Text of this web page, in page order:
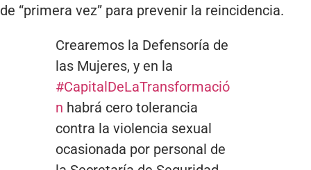
de “primera vez” para prevenir la reincidencia.
Crearemos la Defensoría de
las Mujeres, y en la
#CapitalDeLaTransformació
n habrá cero tolerancia
contra la violencia sexual
ocasionada por personal de